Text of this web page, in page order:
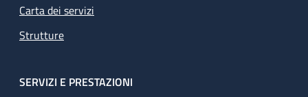
Carta dei servizi
Strutture
SERVIZI E PRESTAZIONI